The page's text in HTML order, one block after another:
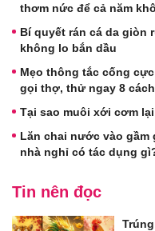
thơm nức để cả năm
Bí quyết rán cá da giòn
không lo bắn dầu
Mẹo thông tắc cống
gọi thợ, thử ngay 8
Tại sao muôi xới cơm
Lăn chai nước vào
nhà nghỉ có tác dụng
Tin nên đọc